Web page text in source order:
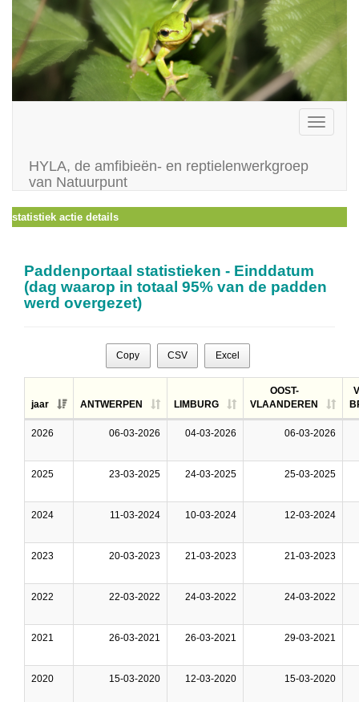
Toggle
HYLA, de amfibieën- en reptielenwerkgroep
van Natuurpunt
statistiek actie details
Paddenportaal statistieken - Einddatum
(dag waarop in totaal 95% van de padden
werd overgezet)
Copy CSV Excel
jaar ANTWERPEN LIMBURG
OOST-
VLAANDEREN
2026 06-03-2026 04-03-2026 06-03-2026
2025 23-03-2025 24-03-2025 25-03-2025
2024 11-03-2024 10-03-2024 12-03-2024
2023 20-03-2023 21-03-2023 21-03-2023
2022 22-03-2022 24-03-2022 24-03-2022
2021 26-03-2021 26-03-2021 29-03-2021
2020 15-03-2020 12-03-2020 15-03-2020